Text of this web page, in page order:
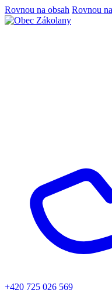
Rovnou na obsah Rovnou
+420 725 026 569